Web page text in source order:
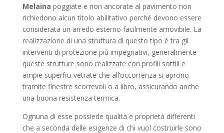
Melaina poggiate e non ancorate al pavimento non
richiedono alcun titolo abilitativo perché devono essere
considerata un arredo esterno facilmente amovibile. La
realizzazione di una struttura di questo tipo è tra gli
interventi di protezione più impegnativi, generalmente
queste strutture sono realizzate con profili sottili e
ampie superfici vetrate che all’occorrenza si aprono
tramite finestre scorrevoli o a libro, assicurando anche
una buona resistenza termica.
Ognuna di esse possiede qualità e proprietà differenti
che a seconda delle esigenze di chi vuol costruirle sono